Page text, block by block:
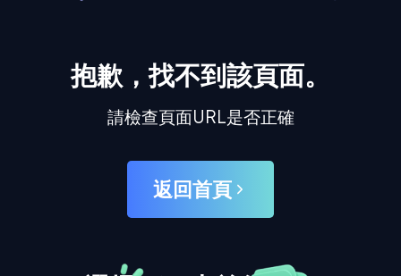
抱歉，找不到該頁面。
請檢查頁面URL是否正確
返回首頁